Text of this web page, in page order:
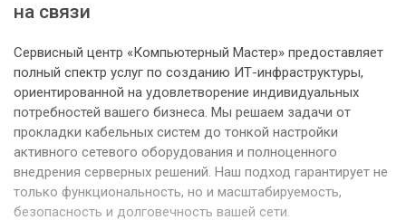
на связи
Сервисный центр «Компьютерный Мастер» предоставляет
полный спектр услуг по созданию ИТ-инфраструктуры,
ориентированной на удовлетворение индивидуальных
потребностей вашего бизнеса. Мы решаем задачи от
прокладки кабельных систем до тонкой настройки
активного сетевого оборудования и полноценного
внедрения серверных решений. Наш подход гарантирует не
только функциональность, но и масштабируемость,
безопасность и долговечность вашей сети.